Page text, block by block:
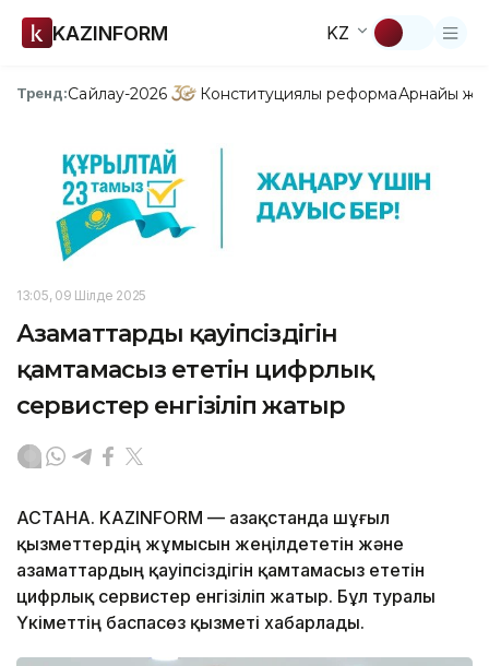
KAZINFORM KZ
Тренд:Сайлау-2026 Конституциялық реформаАрнайы
13:05, 09 Шілде 2025
Азаматтардың қауіпсіздігін
қамтамасыз ететін цифрлық
сервистер енгізіліп жатыр
АСТАНА. KAZINFORM — Қазақстанда шұғыл
қызметтердің жұмысын жеңілдететін және
азаматтардың қауіпсіздігін қамтамасыз ететін
цифрлық сервистер енгізіліп жатыр. Бұл туралы
Үкіметтің баспасөз қызметі хабарлады.